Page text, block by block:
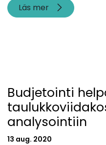
Läs mer
Budjetointi
analysointiin
13 aug. 2020